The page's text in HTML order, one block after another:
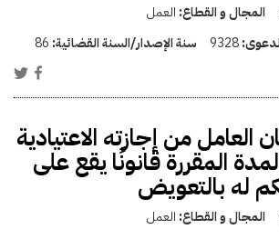
المجال و القطاع: العمل
9328 سنة الإصدار/السنة القضائية: 86
العامل من إجازته الاعتيادية
المقررة قانونًا يقع على
له بالتعويض
المجال و القطاع: العمل